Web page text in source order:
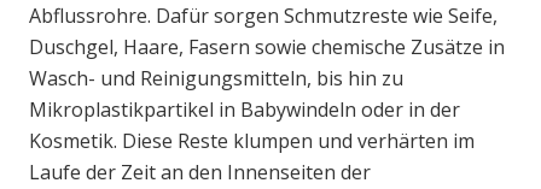
Abflussrohre. Dafür sorgen Schmutzreste wie Seife,
Duschgel, Haare, Fasern sowie chemische Zusätze in
Wasch- und Reinigungsmitteln, bis hin zu
Mikroplastikpartikel in Babywindeln oder in der
Kosmetik. Diese Reste klumpen und verhärten im
Laufe der Zeit an den Innenseiten der